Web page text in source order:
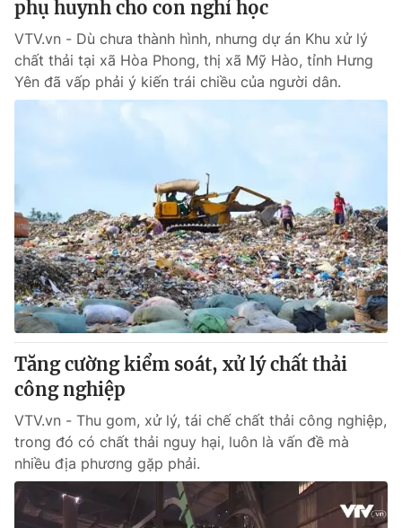
Nguyễn Trọng Ninh
Tổng đài VTV:
024.38 355 931 - 024.38 355 932
Ðiện thoại Thời báo VTV:024.66 897 897
Email:toasoan@vtv.vn
Liên hệ quảng cáo:024-7300.7108
® Cấm sao chép dưới mọi hình thức nếu không có sự chấp
thuận bằng văn bản. Ghi rõ nguồn VTV.vn khi phát hành lại
thông tin từ website này.
phụ huynh cho con nghỉ học
VTV.vn - Dù chưa thành hình, nhưng dự án Khu xử lý
chất thải tại xã Hòa Phong, thị xã Mỹ Hào, tỉnh Hưng
Yên đã vấp phải ý kiến trái chiều của người dân.
Tăng cường kiểm soát, xử lý chất thải
công nghiệp
VTV.vn - Thu gom, xử lý, tái chế chất thải công nghiệp,
trong đó có chất thải nguy hại, luôn là vấn đề mà
nhiều địa phương gặp phải.